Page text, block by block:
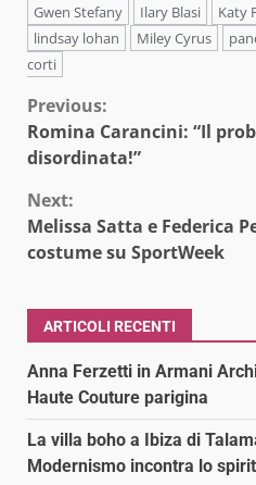
Gwen Stefany
Ilary Blasi Katy
lindsay lohan
Miley Cyrus
corti
Continue
Reading
Previous:
Romina Carancini: “Il
disordinata!”
Next:
Melissa Satta e Federica
costume su SportWeek
ARTICOLI RECENTI
Anna Ferzetti in Armani
Haute Couture parigina
La villa boho a Ibiza di
Modernismo incontra lo